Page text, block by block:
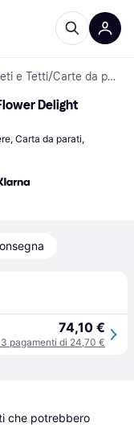
e Tetti/ Carte da parati
Delight
Carta da parati,
74,10 €
pagamenti di 24,70 €
che potrebbero